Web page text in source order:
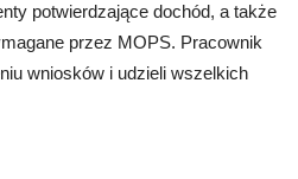
potwierdzające dochód, a także
przez MOPS. Pracownik
wniosków i udzieli wszelkich